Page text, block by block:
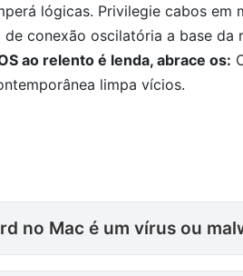
lógicas. Privilegie cabos
conexão oscilatória a base da
ao relento é lenda, abrace os:
limpa vícios.
no Mac é um vírus ou
o